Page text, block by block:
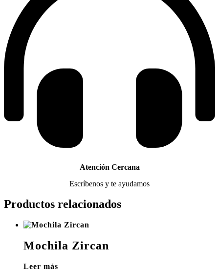
Atención Cercana
Escríbenos y te ayudamos
Productos relacionados
Mochila Zircan
Leer más